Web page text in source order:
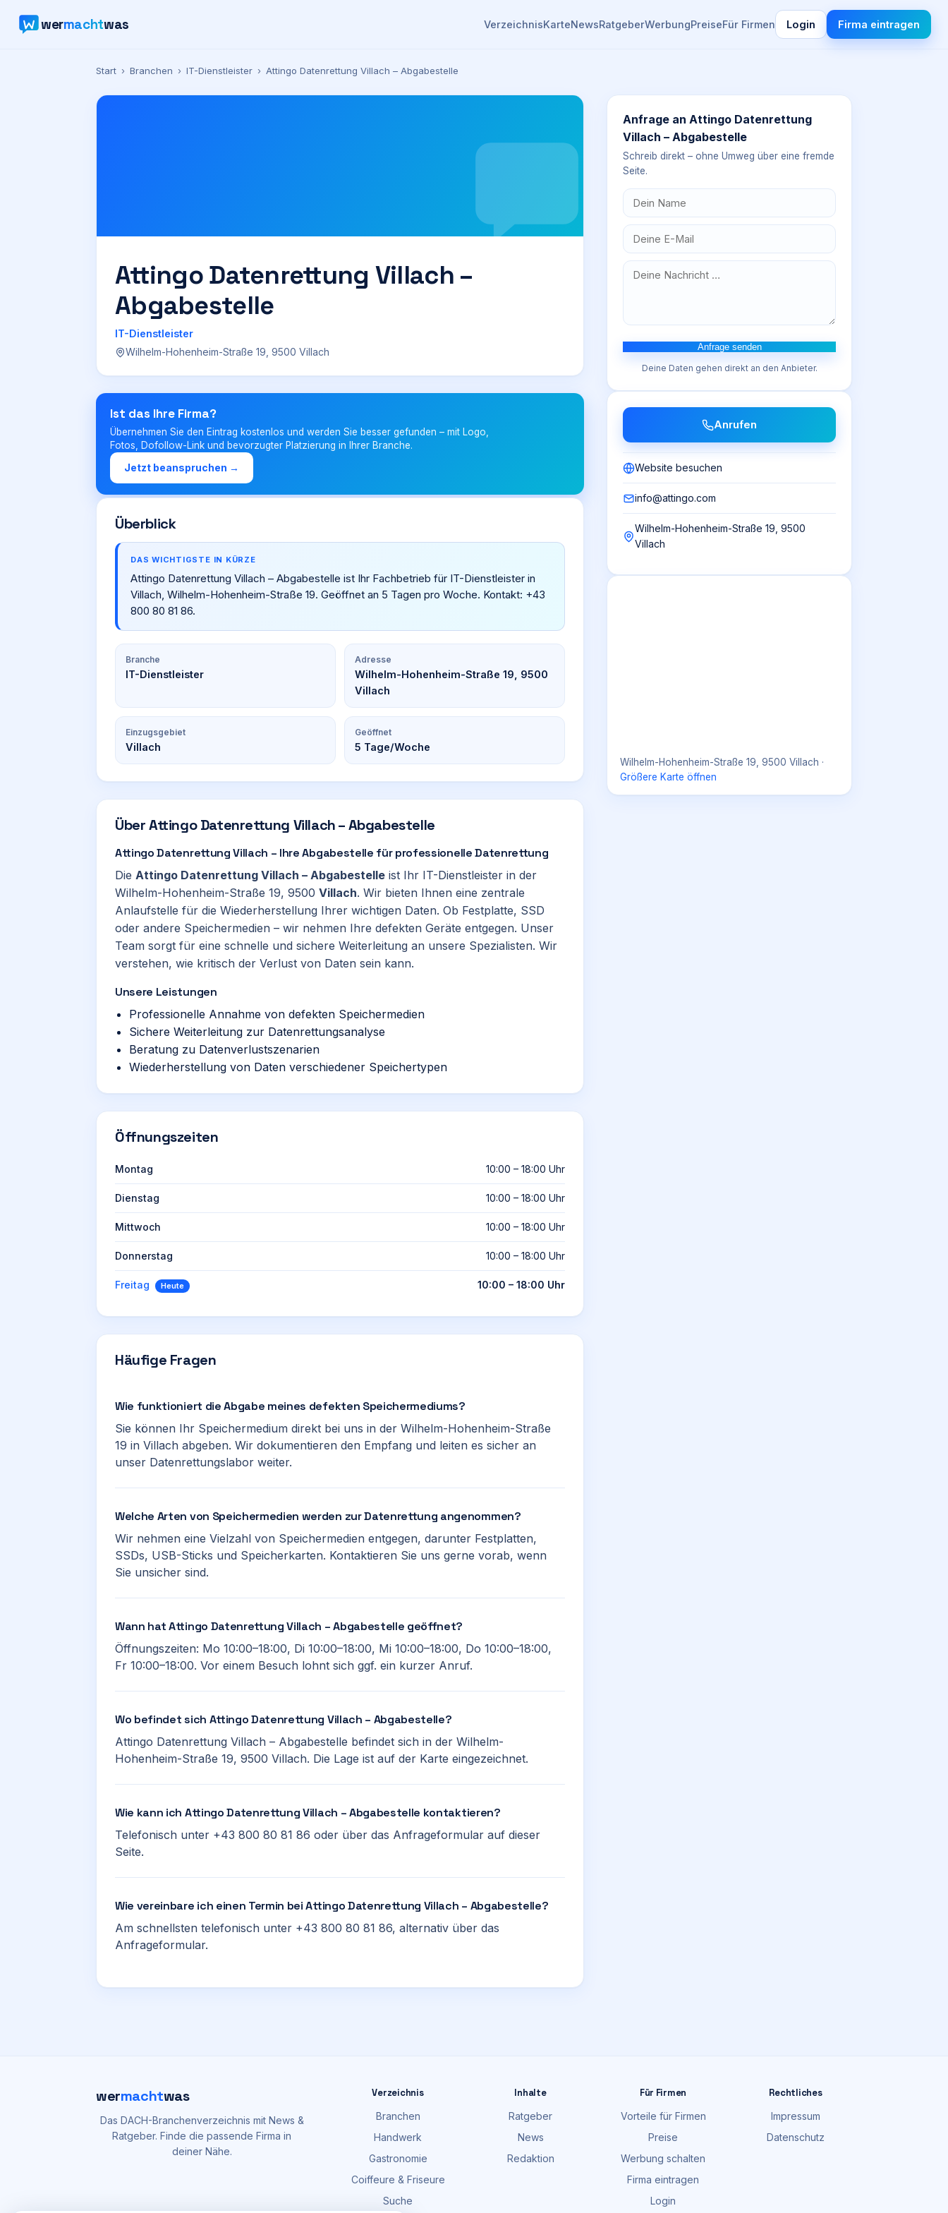
wermachtwas VerzeichnisKarteNewsRatgeberWerbungPreiseFür Firmen Login Firma eintragen
Start › Branchen › IT-Dienstleister › Attingo Datenrettung Villach – Abgabestelle
Attingo Datenrettung Villach –
Abgabestelle
IT-Dienstleister
Wilhelm-Hohenheim-Straße 19, 9500 Villach
Ist das Ihre Firma?
Übernehmen Sie den Eintrag kostenlos und werden Sie besser gefunden – mit Logo,
Fotos, Dofollow-Link und bevorzugter Platzierung in Ihrer Branche.
Jetzt beanspruchen →
Überblick
DAS WICHTIGSTE IN KÜRZE
Attingo Datenrettung Villach – Abgabestelle ist Ihr Fachbetrieb für IT-Dienstleister in
Villach, Wilhelm-Hohenheim-Straße 19. Geöffnet an 5 Tagen pro Woche. Kontakt: +43
800 80 81 86.
Branche
IT-Dienstleister
Adresse
Wilhelm-Hohenheim-Straße 19, 9500
Villach
Einzugsgebiet
Villach
Geöffnet
5 Tage/Woche
ÜberAttingo Datenrettung Villach – Abgabestelle
Attingo Datenrettung Villach – Ihre Abgabestelle für professionelle Datenrettung
Die Attingo Datenrettung Villach – Abgabestelle ist Ihr IT-Dienstleister in der
Wilhelm-Hohenheim-Straße 19, 9500 Villach. Wir bieten Ihnen eine zentrale
Anlaufstelle für die Wiederherstellung Ihrer wichtigen Daten. Ob Festplatte, SSD
oder andere Speichermedien – wir nehmen Ihre defekten Geräte entgegen. Unser
Team sorgt für eine schnelle und sichere Weiterleitung an unsere Spezialisten. Wir
verstehen, wie kritisch der Verlust von Daten sein kann.
Unsere Leistungen
Professionelle Annahme von defekten Speichermedien
Sichere Weiterleitung zur Datenrettungsanalyse
Beratung zu Datenverlustszenarien
Wiederherstellung von Daten verschiedener Speichertypen
Öffnungszeiten
Montag 10:00 – 18:00 Uhr
Dienstag 10:00 – 18:00 Uhr
Mittwoch 10:00 – 18:00 Uhr
Donnerstag 10:00 – 18:00 Uhr
Freitag Heute 10:00 – 18:00 Uhr
Häufige Fragen
Wie funktioniert die Abgabe meines defekten Speichermediums?
Sie können Ihr Speichermedium direkt bei uns in der Wilhelm-Hohenheim-Straße
19 in Villach abgeben. Wir dokumentieren den Empfang und leiten es sicher an
unser Datenrettungslabor weiter.
Welche Arten von Speichermedien werden zur Datenrettung angenommen?
Wir nehmen eine Vielzahl von Speichermedien entgegen, darunter Festplatten,
SSDs, USB-Sticks und Speicherkarten. Kontaktieren Sie uns gerne vorab, wenn
Sie unsicher sind.
Wann hat Attingo Datenrettung Villach – Abgabestelle geöffnet?
Öffnungszeiten: Mo 10:00–18:00, Di 10:00–18:00, Mi 10:00–18:00, Do 10:00–18:00,
Fr 10:00–18:00. Vor einem Besuch lohnt sich ggf. ein kurzer Anruf.
Wo befindet sich Attingo Datenrettung Villach – Abgabestelle?
Attingo Datenrettung Villach – Abgabestelle befindet sich in der Wilhelm-
Hohenheim-Straße 19, 9500 Villach. Die Lage ist auf der Karte eingezeichnet.
Wie kann ich Attingo Datenrettung Villach – Abgabestelle kontaktieren?
Telefonisch unter +43 800 80 81 86 oder über das Anfrageformular auf dieser
Seite.
Wie vereinbare ich einen Termin bei Attingo Datenrettung Villach – Abgabestelle?
Am schnellsten telefonisch unter +43 800 80 81 86, alternativ über das
Anfrageformular.
Anfrage an Attingo Datenrettung
Villach – Abgabestelle
Schreib direkt – ohne Umweg über eine fremde
Seite.
Anfrage senden
Deine Daten gehen direkt an den Anbieter.
Anrufen
Website besuchen
info@attingo.com
Wilhelm-Hohenheim-Straße 19, 9500
Villach
Wilhelm-Hohenheim-Straße 19, 9500 Villach ·
Größere Karte öffnen
wermachtwas
Das DACH-Branchenverzeichnis mit News &
Ratgeber. Finde die passende Firma in
deiner Nähe.
Verzeichnis
Branchen
Handwerk
Gastronomie
Coiffeure & Friseure
Suche
Inhalte
Ratgeber
News
Redaktion
Für Firmen
Vorteile für Firmen
Preise
Werbung schalten
Firma eintragen
Login
Rechtliches
Impressum
Datenschutz